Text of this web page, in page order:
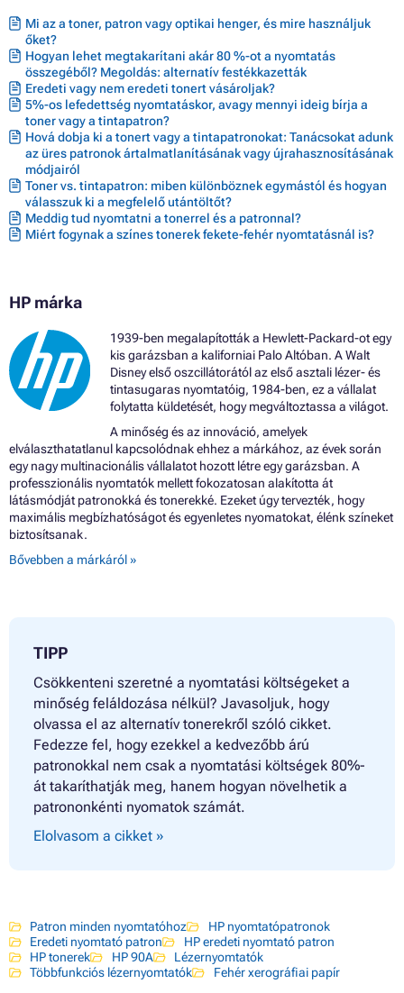
Toner HP LASERJET M4555F MFP
Toner HP LASERJET M4555FSKM MFP
Toner HP LASERJET M4555H MFP
Mi az a toner, patron vagy optikai henger, és mire használjuk
őket?
Hogyan lehet megtakarítani akár 80 %-ot a nyomtatás
összegéből? Megoldás: alternatív festékkazetták
Eredeti vagy nem eredeti tonert vásároljak?
5%-os lefedettség nyomtatáskor, avagy mennyi ideig bírja a
toner vagy a tintapatron?
Hová dobja ki a tonert vagy a tintapatronokat: Tanácsokat adunk
az üres patronok ártalmatlanításának vagy újrahasznosításának
módjairól
Toner vs. tintapatron: miben különböznek egymástól és hogyan
válasszuk ki a megfelelő utántöltőt?
Meddig tud nyomtatni a tonerrel és a patronnal?
Miért fogynak a színes tonerek fekete-fehér nyomtatásnál is?
HP márka
1939-ben megalapították a Hewlett-Packard-ot egy
kis garázsban a kaliforniai Palo Altóban. A Walt
Disney első oszcillátorától az első asztali lézer- és
tintasugaras nyomtatóig, 1984-ben, ez a vállalat
folytatta küldetését, hogy megváltoztassa a világot.
A minőség és az innováció, amelyek
elválaszthatatlanul kapcsolódnak ehhez a márkához, az évek során
egy nagy multinacionális vállalatot hozott létre egy garázsban. A
professzionális nyomtatók mellett fokozatosan alakította át
látásmódját patronokká és tonerekké. Ezeket úgy tervezték, hogy
maximális megbízhatóságot és egyenletes nyomatokat, élénk színeket
biztosítsanak.
Bővebben a márkáról »
TIPP
Csökkenteni szeretné a nyomtatási költségeket a
minőség feláldozása nélkül? Javasoljuk, hogy
olvassa el az alternatív tonerekről szóló cikket.
Fedezze fel, hogy ezekkel a kedvezőbb árú
patronokkal nem csak a nyomtatási költségek 80%-
át takaríthatják meg, hanem hogyan növelhetik a
patrononkénti nyomatok számát.
Elolvasom a cikket »
Patron minden nyomtatóhoz
HP nyomtatópatronok
Eredeti nyomtató patron
HP eredeti nyomtató patron
HP tonerek
HP 90A
Lézernyomtatók
Többfunkciós lézernyomtatók
Fehér xerográfiai papír